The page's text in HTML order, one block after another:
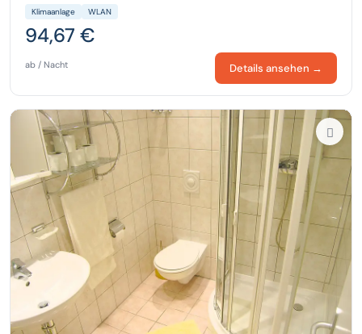
Klimaanlage WLAN
94,67 €
ab / Nacht Details ansehen →